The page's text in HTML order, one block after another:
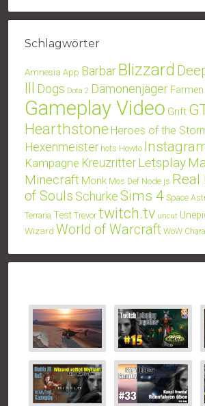
Schlagwörter
Amnesia App BarbarBlizzard
III Dogs Dota 2 Dämonenjäger Farmen
Gameplay Video Grift
Hearthstone Heroes of the
Hexenmeister hots Howto
Kampagne Kreuzritter Letsplay
Minecraft Monk Mos Def Node.js Real
of Souls SchurkeSims 4 Space
Terraria Test Trevor twitch.tv uncut
Wizard World of Warcraft WoW